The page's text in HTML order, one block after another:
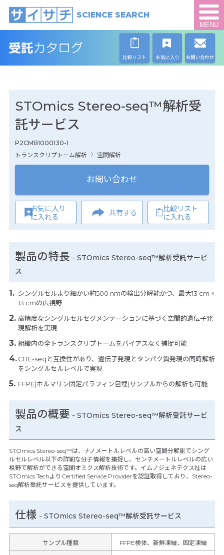
SCIENCE SEARCH
MENU
比較リスト お気に入り お問い合わせ
STOmics Stereo-seq™解析受
託サービス
P2CMB1000130-1
トランスクリプトーム解析
空間解析
お問い合わせ
お気に入り
に入れる
共有する
比較リスト
に入れる
製品の特長 - STOmics Stereo-seq™解析受託サービ
ス
シングルセルより細かい約500 nmの検出分解能かつ、最大13 cm ×
13 cmの広視野
高精度なシングルセルセグメンテーションに基づく空間的遺伝子発
現解析を実現
組織内の全トランスクリプトームをバイアスなく捕捉可能
CITE-seqと互換性があり、遺伝子発現とタンパク質発現の同時解析
をシングルセルレベルで実現
FFPE(ホルマリン固定パラフィン包埋)サンプルからの解析も可能
製品の概要 - STOmics Stereo-seq™解析受託サービ
ス
STOmics Stereo-seq™は、ナノメートルレベルの高い空間分解能でシング
ルセルレベル以下の詳細な分子情報を捕捉し、センチメートルレベルの広い
視野で解析ができる空間オミクス解析技術です。イムノジェネテクス社は
STOmics TechよりCertified Service Providerを認証取得しており、Stereo-
seq解析受託サービスを提供しています。
仕様 - STOmics Stereo-seq™解析受託サービス
サンプル種類 FFPE検体、新鮮凍結、固定凍結